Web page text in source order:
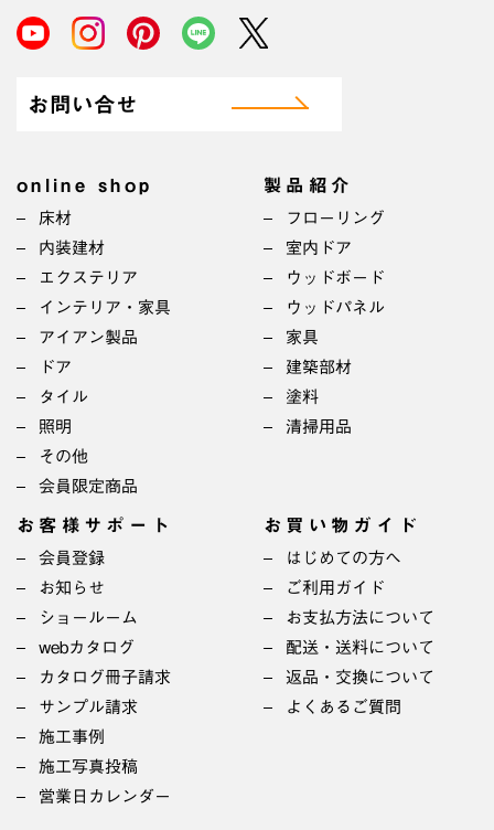
お問い合せ
online shop
床材
内装建材
エクステリア
インテリア・家具
アイアン製品
ドア
タイル
照明
その他
会員限定商品
製品紹介
フローリング
室内ドア
ウッドボード
ウッドパネル
家具
建築部材
塗料
清掃用品
お客様サポート
会員登録
お知らせ
ショールーム
webカタログ
カタログ冊子請求
サンプル請求
施工事例
施工写真投稿
営業日カレンダー
お買い物ガイド
はじめての方へ
ご利用ガイド
お支払方法について
配送・送料について
返品・交換について
よくあるご質問